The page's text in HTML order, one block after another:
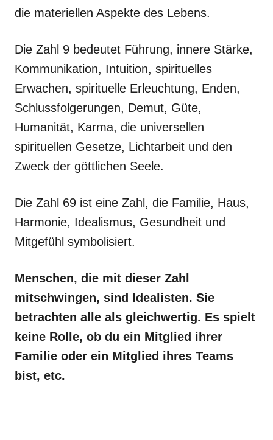
die materiellen Aspekte des Lebens.
Die Zahl 9 bedeutet Führung, innere Stärke,
Kommunikation, Intuition, spirituelles
Erwachen, spirituelle Erleuchtung, Enden,
Schlussfolgerungen, Demut, Güte,
Humanität, Karma, die universellen
spirituellen Gesetze, Lichtarbeit und den
Zweck der göttlichen Seele.
Die Zahl 69 ist eine Zahl, die Familie, Haus,
Harmonie, Idealismus, Gesundheit und
Mitgefühl symbolisiert.
Menschen, die mit dieser Zahl
mitschwingen, sind Idealisten. Sie
betrachten alle als gleichwertig. Es spielt
keine Rolle, ob du ein Mitglied ihrer
Familie oder ein Mitglied ihres Teams
bist, etc.